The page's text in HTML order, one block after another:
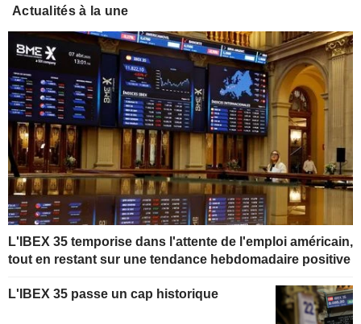
Actualités à la une
L'IBEX 35 temporise dans l'attente de l'emploi américain,
tout en restant sur une tendance hebdomadaire positive
L'IBEX 35 passe un cap historique